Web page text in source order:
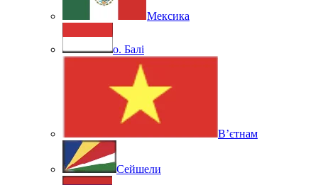
Мексика
о. Балі
В’єтнам
Сейшели